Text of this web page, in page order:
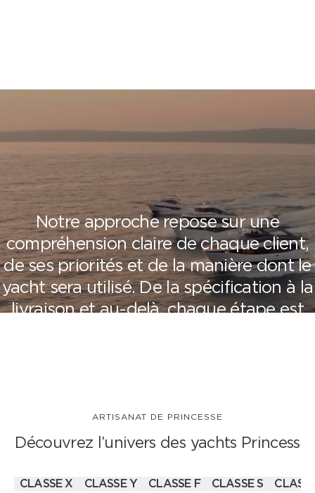
Notre approche repose sur une
compréhension claire de chaque client,
de ses priorités et de la manière dont le
yacht sera utilisé.De la spécification à la
livraison et au-delà, chaque étape est
ARTISANAT DE PRINCESSE
Découvrez l’univers des yachts Princess
CLASSE X CLASSE Y CLASSE F CLASSE S